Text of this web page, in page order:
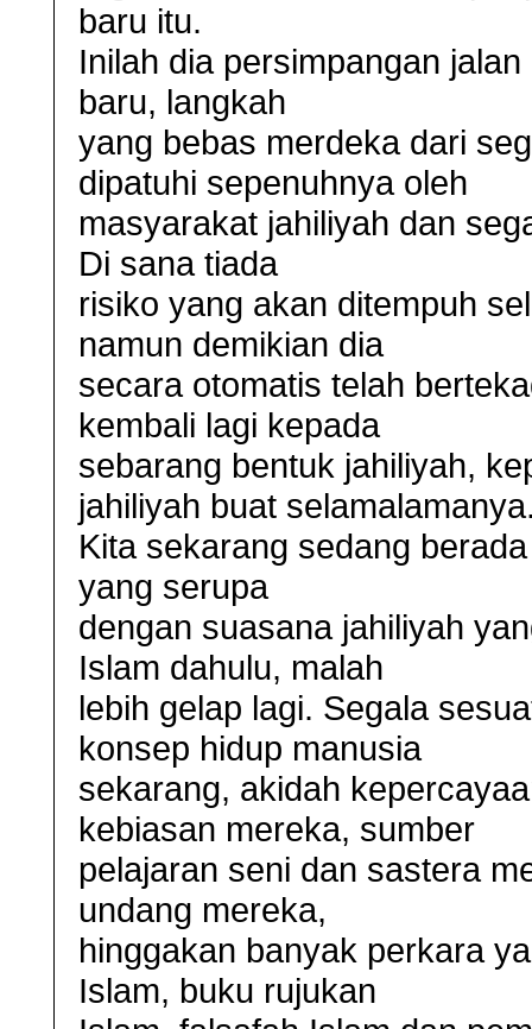
baru itu.
Inilah dia persimpangan
baru, langkah
yang bebas merdeka dari
dipatuhi sepenuhnya oleh
masyarakat jahiliyah dan
Di sana tiada
risiko yang akan ditempuh
namun demikian dia
secara otomatis telah
kembali lagi kepada
sebarang bentuk jahiliyah,
jahiliyah buat
Kita sekarang sedang
yang serupa
dengan suasana jahiliyah
Islam dahulu, malah
lebih gelap lagi. Segala
konsep hidup manusia
sekarang, akidah
kebiasan mereka, sumber
pelajaran seni dan sastera
undang mereka,
hinggakan banyak perkara
Islam, buku rujukan